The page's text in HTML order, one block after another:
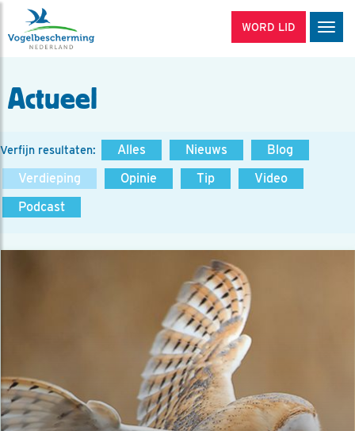
WORD LID
Actueel
Verfijn resultaten: Alles Nieuws
Blog
Verdieping
Opinie Tip
Video
Podcast